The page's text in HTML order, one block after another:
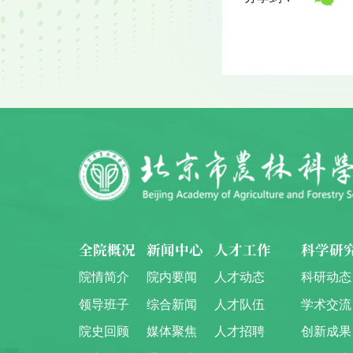
全院概况
院情简介
领导班子
院史回顾
新闻中心
院内要闻
综合新闻
媒体聚焦
人才工作
人才动态
人才队伍
人才招聘
科学研
科研动态
学术交流
创新成果